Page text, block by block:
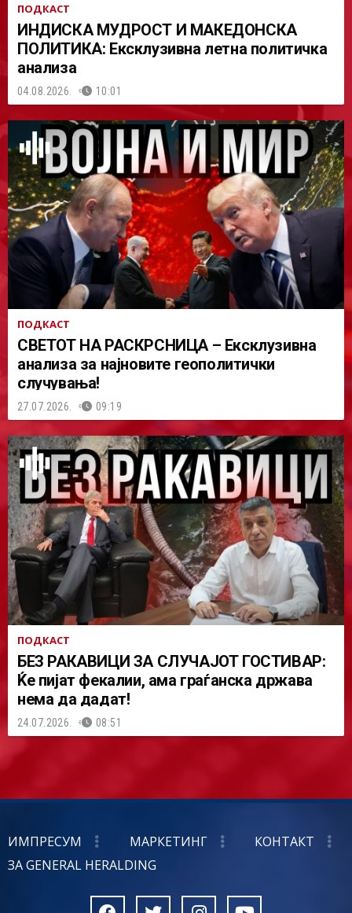
ПОДКАСТ
ИНДИСКА МУДРОСТ И МАКЕДОНСКА
ПОЛИТИКА: Ексклузивна летна политичка
анализа
04.08.2026. 10:01
ПОДКАСТ
СВЕТОТ НА РАСКРСНИЦА – Ексклузивна
анализа за најновите геополитички
случувања!
27.07.2026. 09:19
ПОДКАСТ
БЕЗ РАКАВИЦИ ЗА СЛУЧАЈОТ ГОСТИВАР:
Ќе пијат фекалии, ама граѓанска држава
нема да дадат!
24.07.2026. 08:51
ИМПРЕСУМ МАРКЕТИНГ
КОНТАКТ
ЗА GENERAL HERALDING